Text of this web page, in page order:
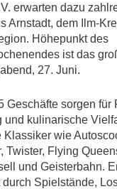
erwarten dazu
Arnstadt, dem Ilm-
Höhepunkt des
ist das
27. Juni.
Geschäfte sorgen für
und kulinarische
wie
Twister, Flying
und Geisterbahn.
durch Spielstände,